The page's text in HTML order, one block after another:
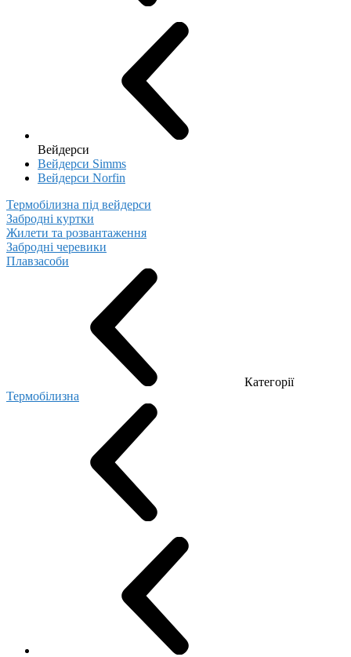
Вейдерси
Вейдерси Simms
Вейдерси Norfin
Термобілизна під вейдерси
Забродні куртки
Жилети та розвантаження
Забродні черевики
Плавзасоби
Категорії
Термобілизна